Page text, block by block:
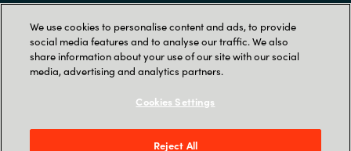
Conditions Générales de Ventes
We use cookies to personalise content and ads, to provide
social media features and to analyse our traffic. We also
share information about your use of our site with our social
media, advertising and analytics partners.
Cookies Settings
Reject All